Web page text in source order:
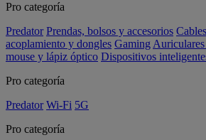
Pro categoría
Predator Prendas, bolsos y accesorios
acoplamiento y dongles Gaming
mouse y lápiz óptico Dispositivos
Pro categoría
Predator Wi-Fi 5G
Pro categoría